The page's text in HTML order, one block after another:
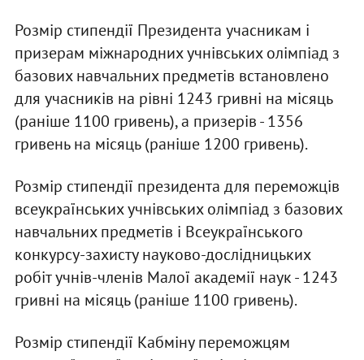
Розмір стипендії Президента учасникам і
призерам міжнародних учнівських олімпіад з
базових навчальних предметів встановлено
для учасників на рівні 1243 гривні на місяць
(раніше 1100 гривень), а призерів - 1356
гривень на місяць (раніше 1200 гривень).
Розмір стипендії президента для переможців
всеукраїнських учнівських олімпіад з базових
навчальних предметів і Всеукраїнського
конкурсу-захисту науково-дослідницьких
робіт учнів-членів Малої академії наук - 1243
гривні на місяць (раніше 1100 гривень).
Розмір стипендії Кабміну переможцям